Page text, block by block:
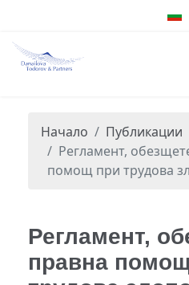
Начало
Публикации
Регламент,
помощ при трудова
Регламент,
правна